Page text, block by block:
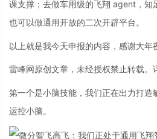
课支撑；去做车用级的飞翔 agent，知
也可以做通用开放的二次开辟平台。
以上就是我今天申报的内容，感谢大年
雷峰网原创文章，未经授权禁止转载。
第一个是小脑技能，我们正在出力打造
运控小脑。